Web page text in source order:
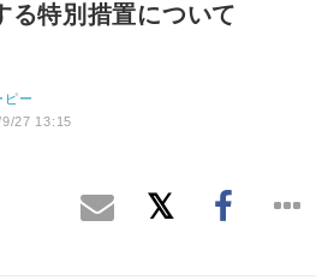
る特別措置について
ピー
27 13:15